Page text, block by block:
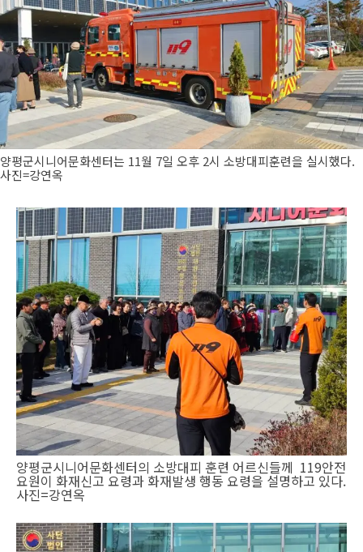
양평군시니어문화센터는 11월 7일 오후 2시 소방대피훈련을 실시했다.
사진=강연옥
양평군시니어문화센터의 소방대피 훈련 어르신들께 119안전
요원이 화재신고 요령과 화재발생 행동 요령을 설명하고 있다.
사진=강연옥